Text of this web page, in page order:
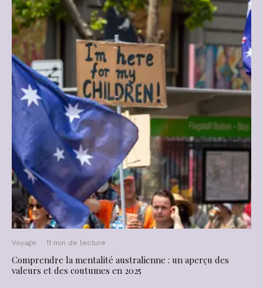
Voyage · 11 min de lecture
Comprendre la mentalité australienne : un aperçu des
valeurs et des coutumes en 2025